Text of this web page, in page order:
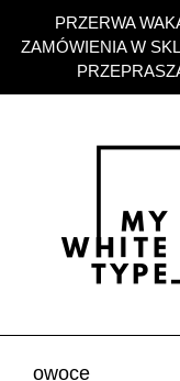
PRZERWA
ZAMÓWIENIA W
zawartości
owoce